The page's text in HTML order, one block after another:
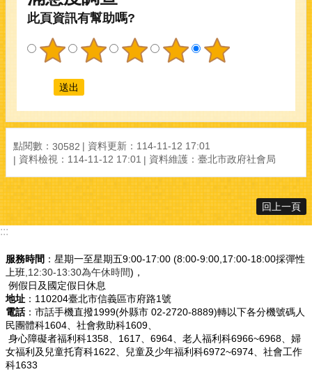
此頁資訊有幫助嗎?
點閱數： 30582 資料更新： 114-11-12 17:01
資料檢視： 114-11-12 17:01 資料維護： 臺北市政府社會局
回上一頁
:::
服務時間 ：星期一至星期五9:00-17:00 (8:00-9:00,17:00-18:00採彈性
上班 ,12:30-13:30為午休時間)，
例假日及國定假日休息
地址 ：110204臺北市信義區市府路1號
電話：市話手機直撥1999(外縣市 02-2720-8889)轉以下各分機號碼人
民團體科1604、社會救助科1609、
身心障礙者福利科1358、1617、6964、老人福利科6966~6968、婦
女福利及兒童托育科1622、兒童及少年福利科6972~6974、社會工作
科1633